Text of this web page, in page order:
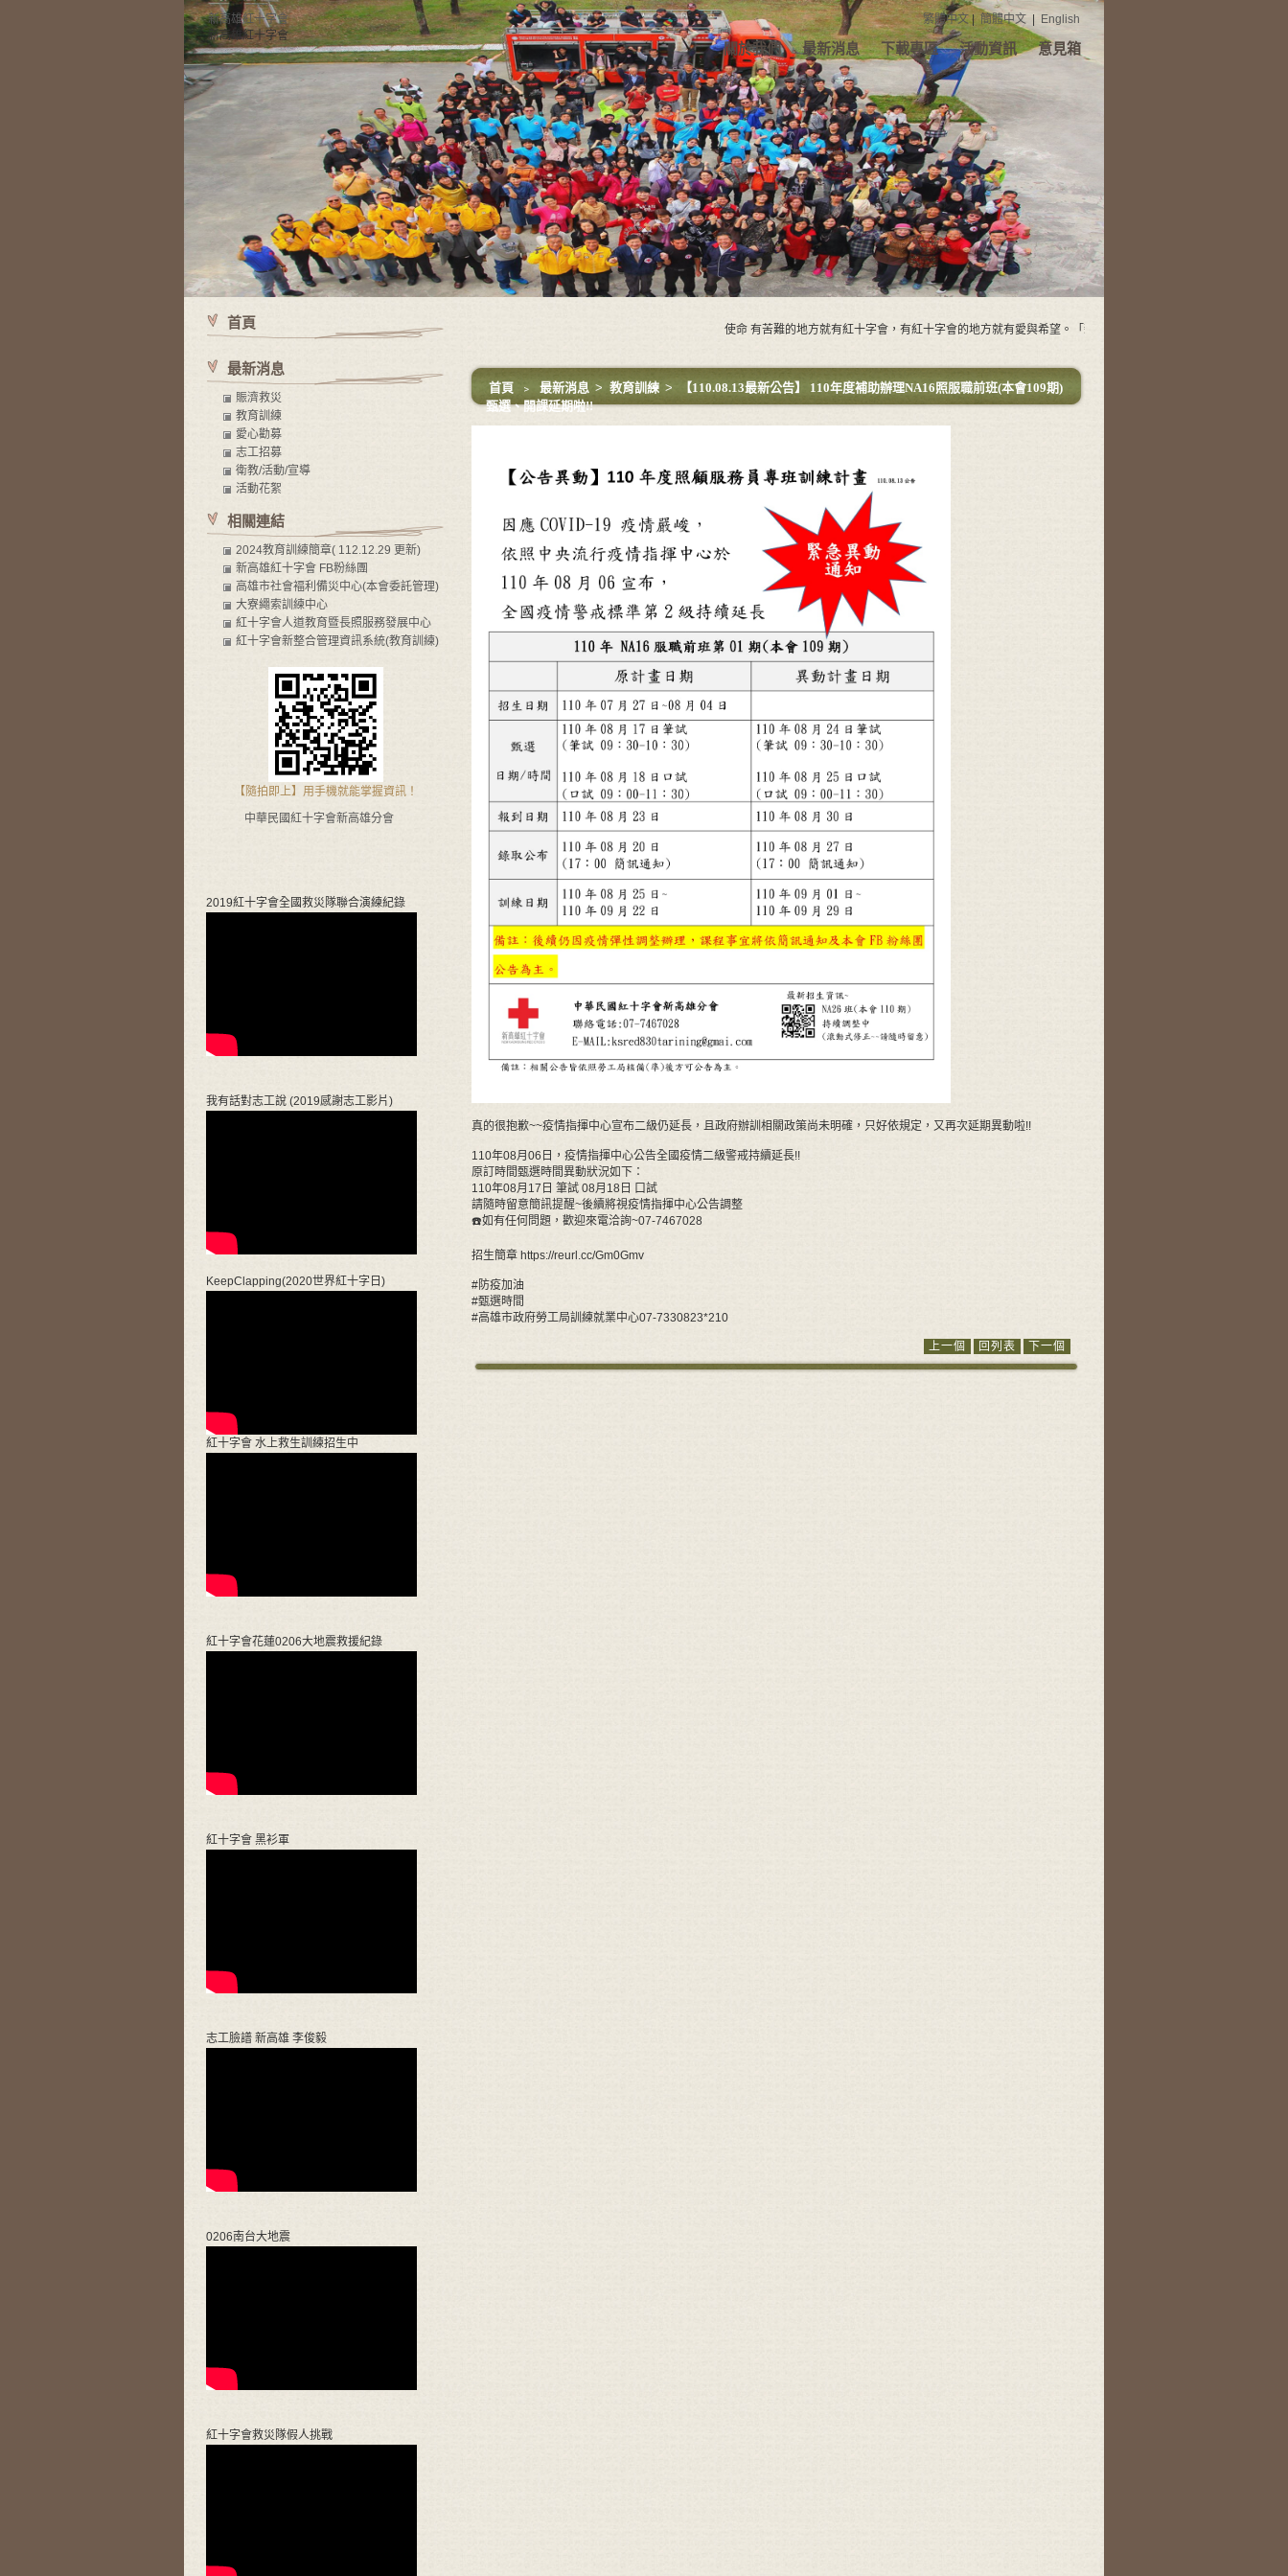
新高雄紅十字會
新高雄紅十字會
繁體中文| 簡體中文 English
關於我們 最新消息 下載專區 活動資訊 意見箱
使命 有苦難的地方就有紅十字會，有紅十字會的地方就有愛與希望。「新高雄紅十字會」需要您的支持
首頁 ﹥ 最新消息 > 教育訓練 >
【110.08.13最新公告】 110年度補助辦理NA16照服職前班(本會109期)
甄選、開課延期啦!!
真的很抱歉~~疫情指揮中心宣布二級仍延長，且政府辦訓相關政策尚未明確，只好依規定，又再次延期異動啦!!
110年08月06日，疫情指揮中心公告全國疫情二級警戒持續延長!!
原訂時間甄選時間異動狀況如下：
110年08月17日 筆試 08月18日 口試
請隨時留意簡訊提醒~後續將視疫情指揮中心公告調整
☎️如有任何問題，歡迎來電洽詢~07-7467028
招生簡章 https://reurl.cc/Gm0Gmv
#防疫加油
#甄選時間
#高雄市政府勞工局訓練就業中心07-7330823*210
上一個 回列表 下一個
首頁
最新消息
賑濟救災
教育訓練
愛心勸募
志工招募
衛教/活動/宣導
活動花絮
相關連結
2024教育訓練簡章( 112.12.29 更新)
新高雄紅十字會 FB粉絲團
高雄市社會褔利備災中心(本會委託管理)
大寮繩索訓練中心
紅十字會人道教育暨長照服務發展中心
紅十字會新整合管理資訊系統(教育訓練)
【隨拍即上】用手機就能掌握資訊！
中華民國紅十字會新高雄分會
2019紅十字會全國救災隊聯合演練紀錄
我有話對志工說 (2019感謝志工影片)
KeepClapping(2020世界紅十字日)
紅十字會 水上救生訓練招生中
紅十字會花蓮0206大地震救援紀錄
紅十字會 黑衫軍
志工臉譜 新高雄 李俊毅
0206南台大地震
紅十字會救災隊假人挑戰